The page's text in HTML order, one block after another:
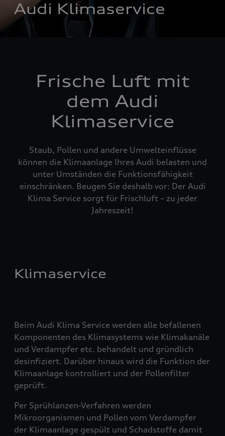
Audi Klimaservice
Frische Luft mit
dem Audi
Klimaservice
Staub, Pollen und andere Umwelteinflüsse
können die Klimaanlage Ihres Audi belasten und
unter Umständen die Funktionsfähigkeit
einschränken. Beugen Sie deshalb vor: Der Audi
Klima Service sorgt für Frischluft – zu jeder
Jahreszeit!
Klimaservice
Beim Audi Klima Service werden alle befallenen
Komponenten des Klimasystems wie Klimakanäle
und Verdampfer etc. behandelt und gründlich
desinfiziert. Darüber hinaus wird die Funktion der
Klimaanlage kontrolliert und der Pollenfilter
geprüft.
Per Sprühlanzen-Verfahren werden
Mikroorganismen und Pollen vom Verdampfer
der Klimaanlage gespült und Schadstoffe damit